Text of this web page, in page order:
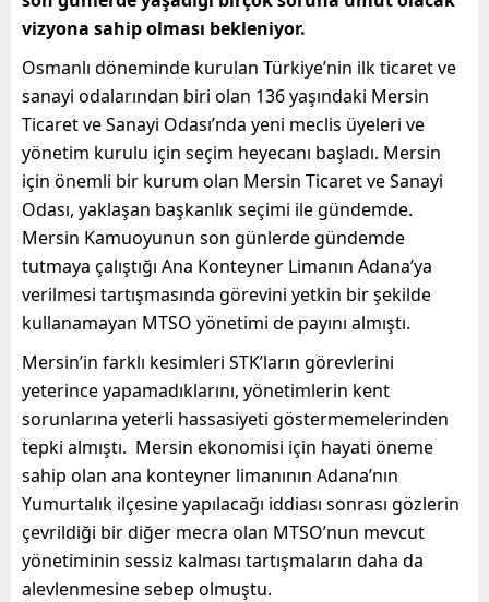
vizyona sahip olması bekleniyor.
Osmanlı döneminde kurulan Türkiye’nin ilk ticaret ve
sanayi odalarından biri olan 136 yaşındaki Mersin
Ticaret ve Sanayi Odası’nda yeni meclis üyeleri ve
yönetim kurulu için seçim heyecanı başladı. Mersin
için önemli bir kurum olan Mersin Ticaret ve Sanayi
Odası, yaklaşan başkanlık seçimi ile gündemde.
Mersin Kamuoyunun son günlerde gündemde
tutmaya çalıştığı Ana Konteyner Limanın Adana’ya
verilmesi tartışmasında görevini yetkin bir şekilde
kullanamayan MTSO yönetimi de payını almıştı.
Mersin’in farklı kesimleri STK’ların görevlerini
yeterince yapamadıklarını, yönetimlerin kent
sorunlarına yeterli hassasiyeti göstermemelerinden
tepki almıştı. Mersin ekonomisi için hayati öneme
sahip olan ana konteyner limanının Adana’nın
Yumurtalık ilçesine yapılacağı iddiası sonrası gözlerin
çevrildiği bir diğer mecra olan MTSO’nun mevcut
yönetiminin sessiz kalması tartışmaların daha da
alevlenmesine sebep olmuştu.